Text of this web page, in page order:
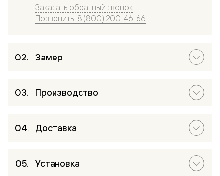
Заказать обратный звонок
Позвонить: 8 (800) 200-46-66
Замер
Производство
Доставка
Установка